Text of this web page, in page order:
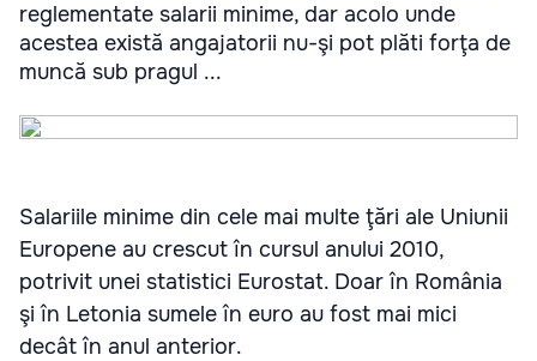
reglementate salarii minime, dar acolo unde
acestea există angajatorii nu-şi pot plăti forţa de
muncă sub pragul ...
Salariile minime din cele mai multe ţări ale Uniunii
Europene au crescut în cursul anului 2010,
potrivit unei statistici Eurostat. Doar în România
şi în Letonia sumele în euro au fost mai mici
decât în anul anterior.